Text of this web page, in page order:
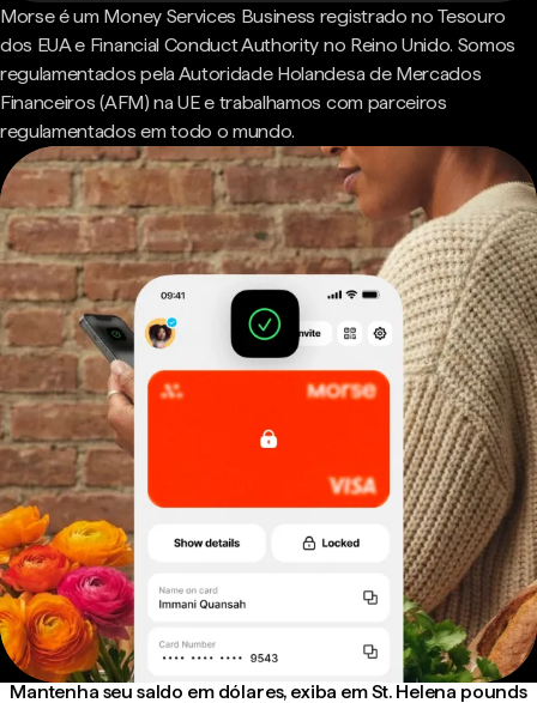
Morse é um Money Services Business registrado no Tesouro
dos EUA e Financial Conduct Authority no Reino Unido. Somos
regulamentados pela Autoridade Holandesa de Mercados
Financeiros (AFM) na UE e trabalhamos com parceiros
regulamentados em todo o mundo.
Mantenha seu saldo em dólares, exiba em St. Helena pounds